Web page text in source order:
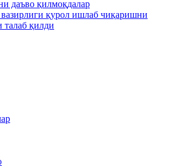
даъво қилмоқдалар
қурол ишлаб чиқаришни
қилди